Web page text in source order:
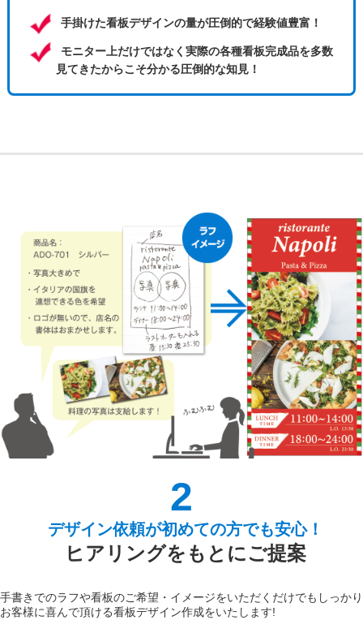
手掛けた看板デザインの量が圧倒的で経験値豊富！
モニター上だけではなく実際の各種看板完成品を多数
見てきたからこそ分かる圧倒的な知見！
2
デザイン依頼が初めての方でも安心！
ヒアリングをもとにご提案
手書きでのラフや看板のご希望・イメージをいただくだけでもしっかり
お客様に喜んで頂ける看板デザイン作成をいたします!